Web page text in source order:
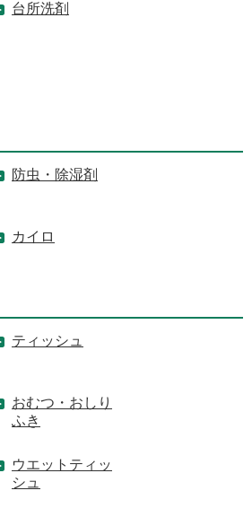
台所洗剤
防虫・除湿剤
カイロ
ティッシュ
おむつ・おしり
ふき
ウエットティッ
シュ